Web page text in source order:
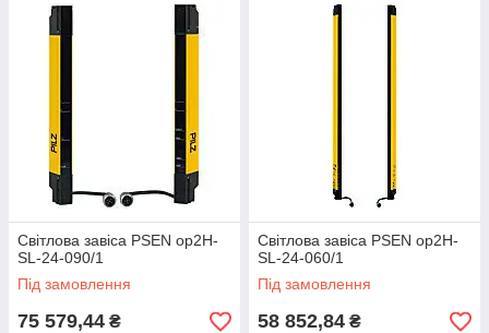
Світлова завіса PSEN op2H-
SL-24-090/1
Під замовлення
75 579,44 ₴
Світлова завіса PSEN op2H-
SL-24-060/1
Під замовлення
58 852,84 ₴